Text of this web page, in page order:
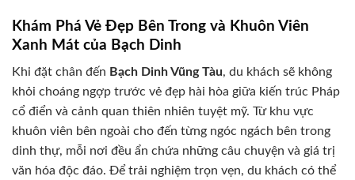
Khám Phá Vẻ Đẹp Bên Trong và Khuôn Viên
Xanh Mát của Bạch Dinh
Khi đặt chân đến Bạch Dinh Vũng Tàu, du khách sẽ không
khỏi choáng ngợp trước vẻ đẹp hài hòa giữa kiến trúc Pháp
cổ điển và cảnh quan thiên nhiên tuyệt mỹ. Từ khu vực
khuôn viên bên ngoài cho đến từng ngóc ngách bên trong
dinh thự, mỗi nơi đều ẩn chứa những câu chuyện và giá trị
văn hóa độc đáo. Để trải nghiệm trọn vẹn, du khách có thể